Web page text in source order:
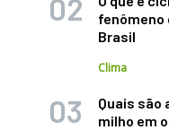
fenômeno
Brasil
Clima
Quais são
milho em